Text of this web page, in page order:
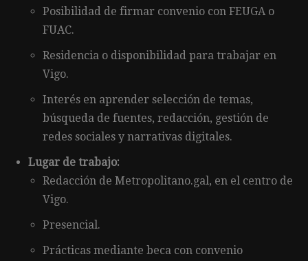
Posibilidad de firmar convenio con FEUGA o
FUAC.
Residencia o disponibilidad para trabajar en
Vigo.
Interés en aprender selección de temas,
búsqueda de fuentes, redacción, gestión de
redes sociales y narrativas digitales.
Lugar de trabajo:
Redacción de Metropolitano.gal, en el centro de
Vigo.
Presencial.
Prácticas mediante beca con convenio